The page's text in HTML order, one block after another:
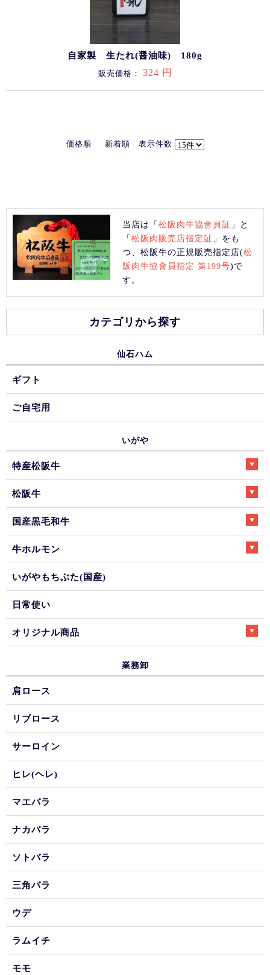
自家製 生たれ(醤油味) 180g
販売価格： 324 円
価格順 新着順 表示件数
当店は「松阪肉牛協會員証 」と
「松阪肉販売店指定証 」をも
つ、松阪牛の正規販売指定店(松
阪肉牛協會員指定 第199号)で
す。
カテゴリから探す
仙石ハム
ギフト
ご自宅用
いがや
特産松阪牛
松阪牛
国産黒毛和牛
牛ホルモン
いがやもちぶた(国産)
日常使い
オリジナル商品
業務卸
肩ロース
リブロース
サーロイン
ヒレ(ヘレ)
マエバラ
ナカバラ
ソトバラ
三角バラ
ウデ
ラムイチ
モモ